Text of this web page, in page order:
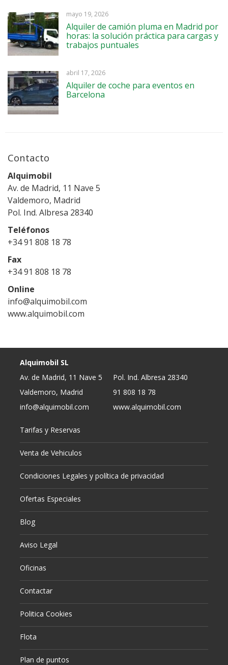
mayo 19, 2026
Alquiler de camión pluma en Madrid por
horas: la solución práctica para cargas y
trabajos puntuales
abril 17, 2026
Alquiler de coche para eventos en
Barcelona
Contacto
Alquimobil
Av. de Madrid, 11 Nave 5
Valdemoro, Madrid
Pol. Ind. Albresa 28340
Teléfonos
+34 91 808 18 78
Fax
+34 91 808 18 78
Online
info@alquimobil.com
www.alquimobil.com
Alquimobil SL
Av. de Madrid, 11 Nave 5
Pol. Ind. Albresa 28340
Valdemoro, Madrid
91 808 18 78
info@alquimobil.com
www.alquimobil.com
Tarifas y Reservas
Venta de Vehiculos
Condiciones Legales y política de privacidad
Ofertas Especiales
Blog
Aviso Legal
Oficinas
Contactar
Politica Cookies
Flota
Plan de puntos